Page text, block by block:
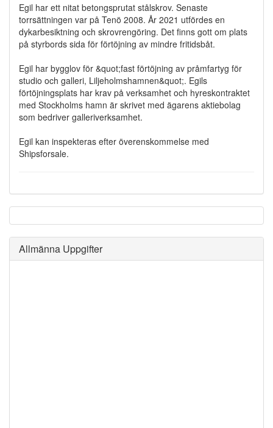
Egil har ett nitat betongsprutat stålskrov. Senaste
torrsättningen var på Tenö 2008. År 2021 utfördes en
dykarbesiktning och skrovrengöring. Det finns gott om plats
på styrbords sida för förtöjning av mindre fritidsbåt.
Egil har bygglov för &quot;fast förtöjning av pråmfartyg för
studio och galleri, Liljeholmshamnen&quot;. Egils
förtöjningsplats har krav på verksamhet och hyreskontraktet
med Stockholms hamn är skrivet med ägarens aktiebolag
som bedriver galleriverksamhet.
Egil kan inspekteras efter överenskommelse med
Shipsforsale.
Allmänna Uppgifter